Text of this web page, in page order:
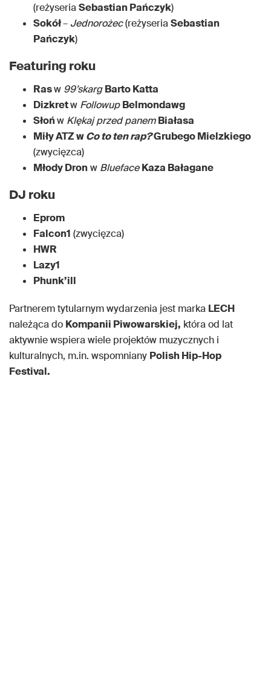
(reżyseriaSebastian Pańczyk)
Sokół– Jednorożec(reżyseriaSebastian
Pańczyk)
Featuring roku
Rasw 99’skarg Barto Katta
Dizkretw Followup Belmondawg
Słońw Klękaj przed panem Białasa
Miły ATZ wCo to ten rap?Grubego Mielzkiego
(zwycięzca)
Młody Dronw Blueface Kaza Bałagane
DJ roku
Eprom
Falcon1 (zwycięzca)
HWR
Lazy1
Phunk’ill
Partnerem tytularnym wydarzenia jest marka LECH
należąca do Kompanii Piwowarskiej, która od lat
aktywnie wspiera wiele projektów muzycznych i
kulturalnych, m.in. wspomniany Polish Hip-Hop
Festival.